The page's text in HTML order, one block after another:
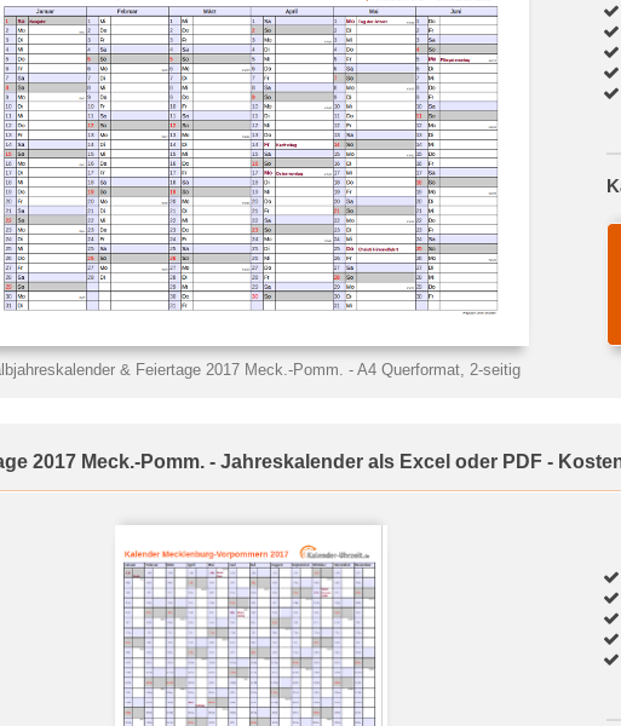
& Feiertage 2017 Meck.-Pomm. - A4 Querformat, 2-seitig
2017 Meck.-Pomm. - Jahreskalender als Excel oder PDF -